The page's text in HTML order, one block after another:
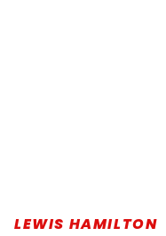
LEWIS HAMILTON